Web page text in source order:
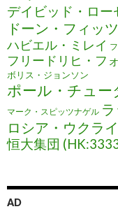
デイビッド・ロー
ドーン・フィッ
ハビエル・ミレイ
フリードリヒ・フ
ボリス・ジョンソン
ポール・チュ
マーク・スピッツナゲル
ロシア・ウクラ
恒大集団
AD